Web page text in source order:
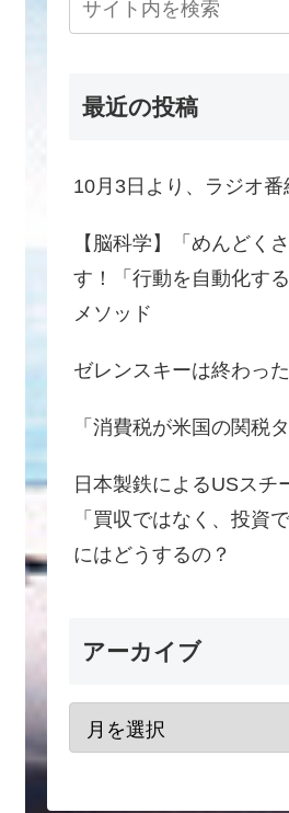
最近の投稿
10月3日より、ラジオ番
【脳科学】「めんどく
す！「行動を自動化す
メソッド
ゼレンスキーは終わった
「消費税が米国の関税
日本製鉄によるUSスチ
「買収ではなく、投資
にはどうするの？
アーカイブ